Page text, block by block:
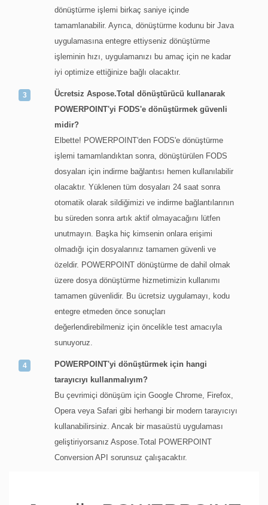
dönüştürme işlemi birkaç saniye içinde
tamamlanabilir. Ayrıca, dönüştürme kodunu bir Java
uygulamasına entegre ettiyseniz dönüştürme
işleminin hızı, uygulamanızı bu amaç için ne kadar
iyi optimize ettiğinize bağlı olacaktır.
Ücretsiz Aspose.Total dönüştürücü kullanarak
POWERPOINT'yi FODS'e dönüştürmek güvenli
midir?
Elbette! POWERPOINT'den FODS'e dönüştürme
işlemi tamamlandıktan sonra, dönüştürülen FODS
dosyaları için indirme bağlantısı hemen kullanılabilir
olacaktır. Yüklenen tüm dosyaları 24 saat sonra
otomatik olarak sildiğimizi ve indirme bağlantılarının
bu süreden sonra artık aktif olmayacağını lütfen
unutmayın. Başka hiç kimsenin onlara erişimi
olmadığı için dosyalarınız tamamen güvenli ve
özeldir. POWERPOINT dönüştürme de dahil olmak
üzere dosya dönüştürme hizmetimizin kullanımı
tamamen güvenlidir. Bu ücretsiz uygulamayı, kodu
entegre etmeden önce sonuçları
değerlendirebilmeniz için öncelikle test amacıyla
sunuyoruz.
POWERPOINT'yi dönüştürmek için hangi
tarayıcıyı kullanmalıyım?
Bu çevrimiçi dönüşüm için Google Chrome, Firefox,
Opera veya Safari gibi herhangi bir modern tarayıcıyı
kullanabilirsiniz. Ancak bir masaüstü uygulaması
geliştiriyorsanız Aspose.Total POWERPOINT
Conversion API sorunsuz çalışacaktır.